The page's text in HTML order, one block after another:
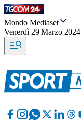
Mondo Mediaset
Venerdì 29 Marzo 2024